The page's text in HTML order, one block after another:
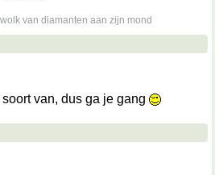
van diamanten aan zijn mond
van, dus ga je gang